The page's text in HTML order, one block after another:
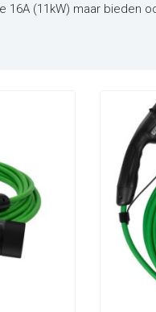
16A (11kW) maar bieden